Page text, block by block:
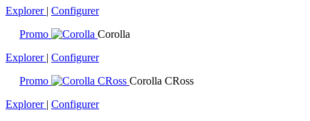
Explorer | Configurer
Promo
Corolla
Explorer | Configurer
Promo
Corolla CRoss
Explorer | Configurer